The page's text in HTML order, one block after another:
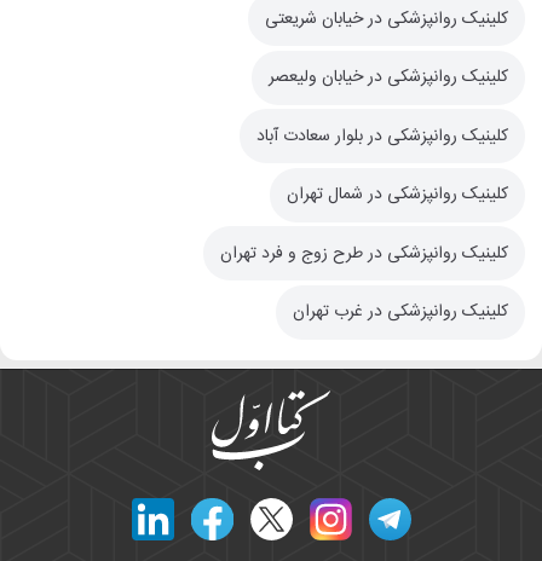
کلینیک روانپزشکی در خیابان شریعتی
کلینیک روانپزشکی در خیابان ولیعصر
کلینیک روانپزشکی در بلوار سعادت آباد
کلینیک روانپزشکی در شمال تهران
کلینیک روانپزشکی در طرح زوج و فرد تهران
کلینیک روانپزشکی در غرب تهران